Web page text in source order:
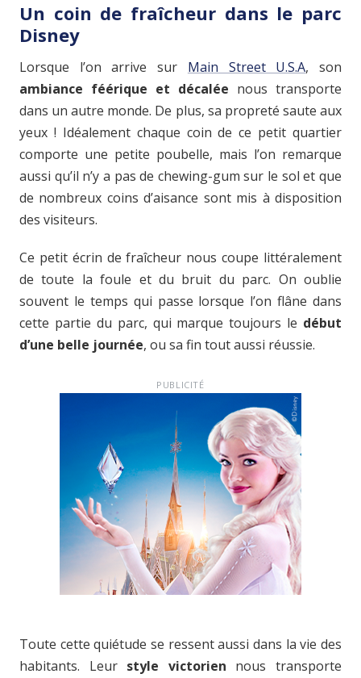
Un coin de fraîcheur dans le parc
Disney
Lorsque l’on arrive sur Main Street U.S.A, son
ambiance féérique et décalée nous transporte
dans un autre monde. De plus, sa propreté saute aux
yeux ! Idéalement chaque coin de ce petit quartier
comporte une petite poubelle, mais l’on remarque
aussi qu’il n’y a pas de chewing-gum sur le sol et que
de nombreux coins d’aisance sont mis à disposition
des visiteurs.
Ce petit écrin de fraîcheur nous coupe littéralement
de toute la foule et du bruit du parc. On oublie
souvent le temps qui passe lorsque l’on flâne dans
cette partie du parc, qui marque toujours le début
d’une belle journée, ou sa fin tout aussi réussie.
PUBLICITÉ
Toute cette quiétude se ressent aussi dans la vie des
habitants. Leurstyle victorien nous transporte